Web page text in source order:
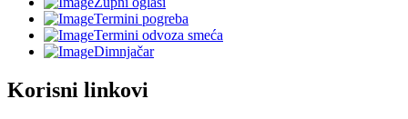
Termini pogreba
Termini odvoza smeća
Dimnjačar
Korisni linkovi